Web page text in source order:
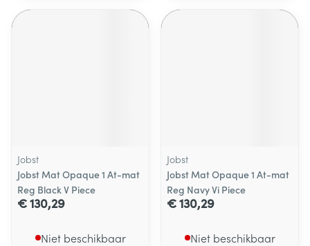
Jobst
Jobst Mat Opaque 1 At-mat
Reg Black V Piece
€ 130,29
Niet beschikbaar
Jobst
Jobst Mat Opaque 1 At-mat
Reg Navy Vi Piece
€ 130,29
Niet beschikbaar